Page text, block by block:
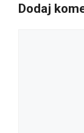
Dodaj